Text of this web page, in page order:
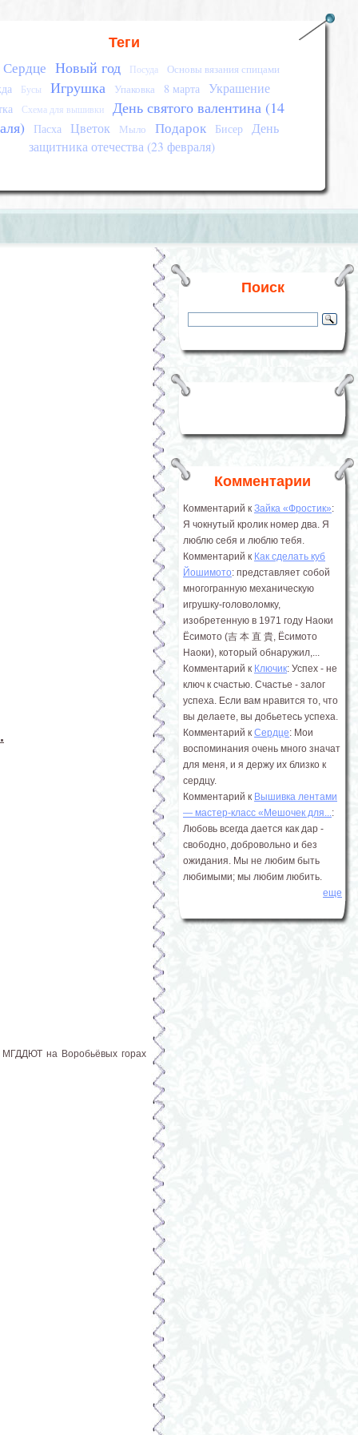
Теги
Сердце Новый год Посуда Основы вязания спицами
Бусы Игрушка Упаковка 8 марта Украшение
Схема для вышивки
День святого валентина (14
Пасха Цветок Мыло Подарок Бисер День
защитника отечества (23 февраля)
МГДДЮТ на Воробьёвых горах
Поиск
Комментарии
Комментарий к Зайка «Фростик»:
Я чокнутый кролик номер два. Я
люблю себя и люблю тебя.
Комментарий к Как сделать куб
Йошимото: представляет собой
многогранную механическую
игрушку-головоломку,
изобретенную в 1971 году Наоки
Ёсимото (吉 本 直 貴, Ёсимото
Наоки), который обнаружил,...
Комментарий к Ключик: Успех - не
ключ к счастью. Счастье - залог
успеха. Если вам нравится то, что
вы делаете, вы добьетесь успеха.
Комментарий к Сердце: Мои
воспоминания очень много значат
для меня, и я держу их близко к
сердцу.
Комментарий к Вышивка лентами
― мастер-класс «Мешочек для...:
Любовь всегда дается как дар -
свободно, добровольно и без
ожидания. Мы не любим быть
любимыми; мы любим любить.
еще